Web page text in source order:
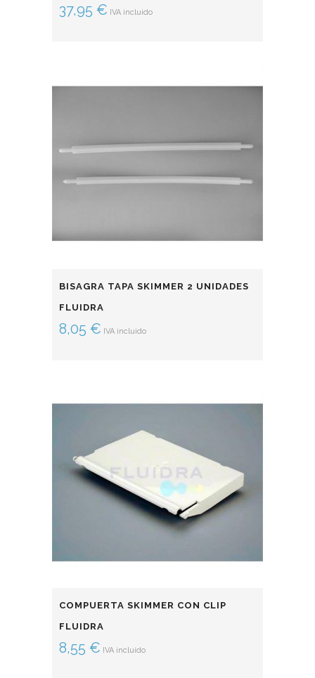
37,95 € IVA incluido
BISAGRA TAPA SKIMMER 2 UNIDADES
FLUIDRA
8,05 € IVA incluido
COMPUERTA SKIMMER CON CLIP
FLUIDRA
8,55 € IVA incluido